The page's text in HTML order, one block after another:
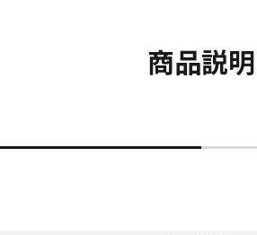
商品説明